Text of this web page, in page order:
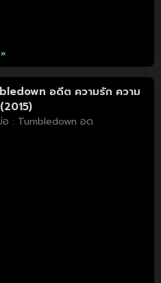
อดีต ความรัก ความ
อ : Tumbledown อด